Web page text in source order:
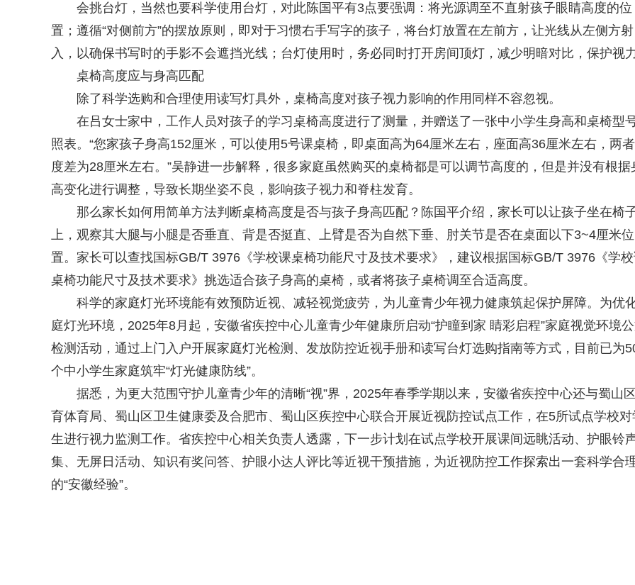
会挑台灯，当然也要科学使用台灯，对此陈国平有3点要强调：将光源调至不直射孩子眼睛高度的位
置；遵循“对侧前方”的摆放原则，即对于习惯右手写字的孩子，将台灯放置在左前方，让光线从左侧方射
入，以确保书写时的手影不会遮挡光线；台灯使用时，务必同时打开房间顶灯，减少明暗对比，保护视力
桌椅高度应与身高匹配
除了科学选购和合理使用读写灯具外，桌椅高度对孩子视力影响的作用同样不容忽视。
在吕女士家中，工作人员对孩子的学习桌椅高度进行了测量，并赠送了一张中小学生身高和桌椅型
照表。“您家孩子身高152厘米，可以使用5号课桌椅，即桌面高为64厘米左右，座面高36厘米左右，两
度差为28厘米左右。”吴静进一步解释，很多家庭虽然购买的桌椅都是可以调节高度的，但是并没有根据
高变化进行调整，导致长期坐姿不良，影响孩子视力和脊柱发育。
那么家长如何用简单方法判断桌椅高度是否与孩子身高匹配？陈国平介绍，家长可以让孩子坐在椅
上，观察其大腿与小腿是否垂直、背是否挺直、上臂是否为自然下垂、肘关节是否在桌面以下3~4厘米位
置。家长可以查找国标GB/T 3976《学校课桌椅功能尺寸及技术要求》，建议根据国标GB/T 3976《学
桌椅功能尺寸及技术要求》挑选适合孩子身高的桌椅，或者将孩子桌椅调至合适高度。
科学的家庭灯光环境能有效预防近视、减轻视觉疲劳，为儿童青少年视力健康筑起保护屏障。为优
庭灯光环境，2025年8月起，安徽省疾控中心儿童青少年健康所启动“护瞳到家 睛彩启程”家庭视觉环境
检测活动，通过上门入户开展家庭灯光检测、发放防控近视手册和读写台灯选购指南等方式，目前已为
个中小学生家庭筑牢“灯光健康防线”。
据悉，为更大范围守护儿童青少年的清晰“视”界，2025年春季学期以来，安徽省疾控中心还与蜀山
育体育局、蜀山区卫生健康委及合肥市、蜀山区疾控中心联合开展近视防控试点工作，在5所试点学校对
生进行视力监测工作。省疾控中心相关负责人透露，下一步计划在试点学校开展课间远眺活动、护眼铃
集、无屏日活动、知识有奖问答、护眼小达人评比等近视干预措施，为近视防控工作探索出一套科学合
的“安徽经验”。